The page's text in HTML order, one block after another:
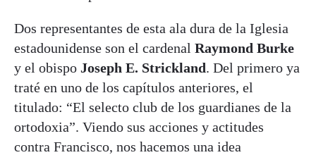
Dos representantes de esta ala dura de la Iglesia
estadounidense son el cardenal Raymond Burke
y el obispo Joseph E. Strickland. Del primero ya
traté en uno de los capítulos anteriores, el
titulado: “El selecto club de los guardianes de la
ortodoxia”. Viendo sus acciones y actitudes
contra Francisco, nos hacemos una idea